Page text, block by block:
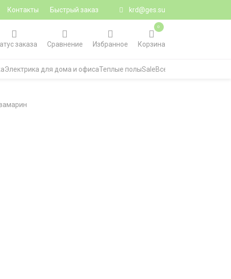
Контакты Быстрый заказ krd@ges.su
заказа Сравнение Избранное Корзина
0
Электрика для дома и офисаТеплые полыSaleВсе категории